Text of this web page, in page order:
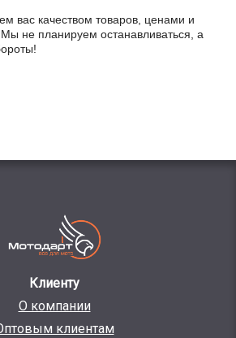
вас качеством товаров, ценами и
не планируем останавливаться, а
Клиенту
О компании
клиентам